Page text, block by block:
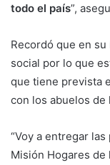
todo el país”,
Recordó que en
social por lo que
que tiene prevista
con los abuelos de
“Voy a entregar
Misión Hogares de